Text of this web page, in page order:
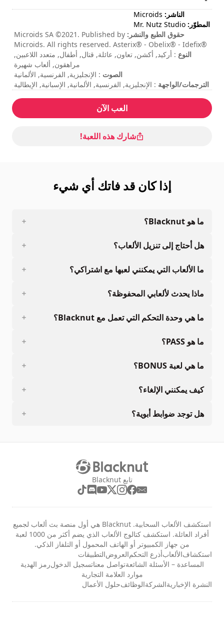
الناشر: Microids
المطوّر: Mr. Nutz Studio
حقوق الطبع والنشر: Microids SA ©2021. Published by
Microids. All rights reserved. Asterix® - Obelix® - Ideﬁx®
/ © 2021 Les Éditions Albert René / Goscinny – Uderzo.
Developed by Mr. Nutz Studio.
النوع : أركيد, أكشن, تعاون, عائلة, قتال, أطفال, متعدد اللاعبين,
مراهقون, ألعاب شهيرة
الصوت : الإنجليزية, الفرنسية, الألمانية
الترجمات/الواجهة : الإنجليزية, الفرنسية, الألمانية, الإسبانية, الإيطالية
: متوسط
التقييم: Impulse Gamer : 4,3/5
تتم الإشارة إلى الأوامر في خيارات اللعبة.
العب الآن
شارك هذه اللعبة!
إذا كان قد فاتك أي شيء
ما هو Blacknut؟
هل أحتاج إلى تنزيل الألعاب؟
ما الألعاب التي يمكنني لعبها مع اشتراكي؟
ماذا يحدث لألعابي المحفوظة؟
ما هي وحدة التحكم التي تعمل مع Blacknut؟
ما هو PASS؟
ما هي لعبة BONUS؟
كيف يمكنني الإلغاء؟
هل توجد ضوابط أبوية؟
تابع Blacknut
استكشف الألعاب السحابية. Blacknut هي أول منصة بث ألعاب لجميع
أفراد العائلة. استكشف كتالوج الألعاب الذي يضم أكثر من 1000 لعبة
من جهاز الكمبيوتر أو الهاتف المحمول أو التلفاز الذكي.
استكشافالألعابأذرع التحكمالعروضالتطبيقات
المساعدة – الأسئلة الشائعةتواصل معناتسجيل الدخولرمز الهدية
موارد العلامة التجارية
النشرة الإخباريةالشركةالوظائفحلول الأعمال